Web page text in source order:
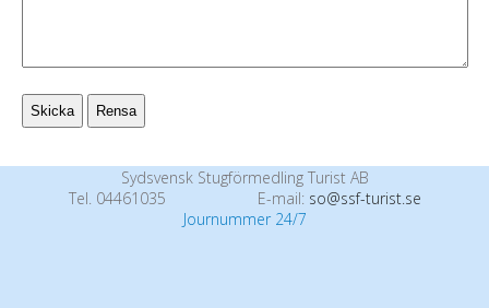
Sydsvensk Stugförmedling Turist AB
Tel. 04461035
E-mail: so@ssf-turist.se
Journummer 24/7